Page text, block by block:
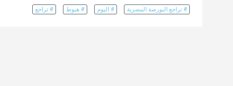
# تراجع البورصة المصرية # اليوم # هبوط # تراجع